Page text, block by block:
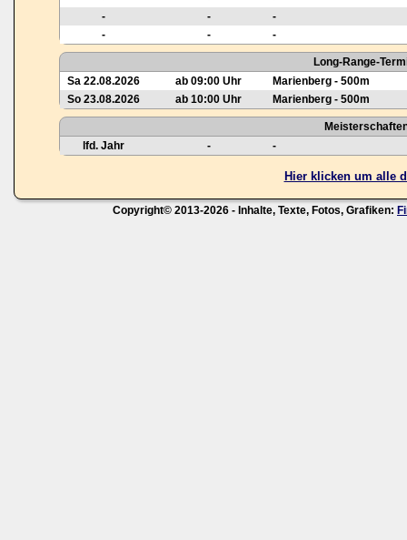
-
-
-
-
- -
Long-Range-
Sa 22.08.2026
ab 09:00 Uhr
Marienberg - 500m
So 23.08.2026
ab 10:00 Uhr Marienberg - 500m
lfd. Jahr
- -
Hier klicken um alle
Copyright© 2013-2026 - Inhalte, Texte, Fotos, Grafiken: